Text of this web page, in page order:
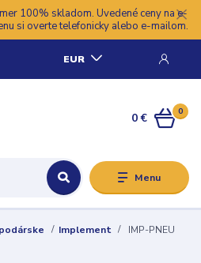
100% skladom. Uvedené ceny na e-
si overte telefonicky alebo e-mailom.
Menu
EUR
0
0 €
Implement
IMP-PNEU